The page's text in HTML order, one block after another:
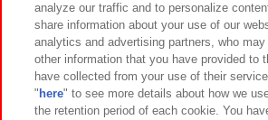
イベント・キャンペーン
関連会社 サステナビリティ
analyze our traffic and to personalize
share information about your use of our
analytics and advertising partners, who
other information that you have provided to
have collected from your use of their
" here" to see more details about how we
the retention period of each cookie. You